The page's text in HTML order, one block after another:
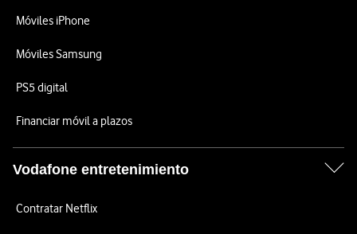
Móviles iPhone
Móviles Samsung
PS5 digital
Financiar móvil a plazos
Vodafone entretenimiento
Contratar Netflix